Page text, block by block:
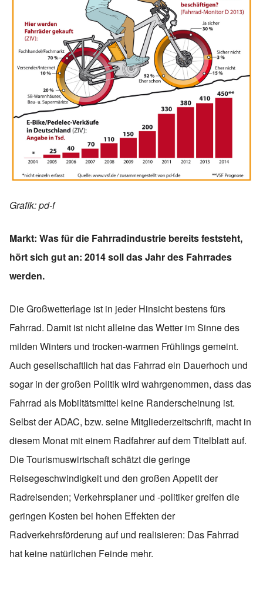
Grafik: pd-f
Markt: Was für die Fahrradindustrie bereits feststeht,
hört sich gut an: 2014 soll das Jahr des Fahrrades
werden.
Die Großwetterlage ist in jeder Hinsicht bestens fürs
Fahrrad. Damit ist nicht alleine das Wetter im Sinne des
milden Winters und trocken-warmen Frühlings gemeint.
Auch gesellschaftlich hat das Fahrrad ein Dauerhoch und
sogar in der großen Politik wird wahrgenommen, dass das
Fahrrad als Mobiltätsmittel keine Randerscheinung ist.
Selbst der ADAC, bzw. seine Mitgliederzeitschrift, macht in
diesem Monat mit einem Radfahrer auf dem Titelblatt auf.
Die Tourismuswirtschaft schätzt die geringe
Reisegeschwindigkeit und den großen Appetit der
Radreisenden; Verkehrsplaner und -politiker greifen die
geringen Kosten bei hohen Effekten der
Radverkehrsförderung auf und realisieren: Das Fahrrad
hat keine natürlichen Feinde mehr.